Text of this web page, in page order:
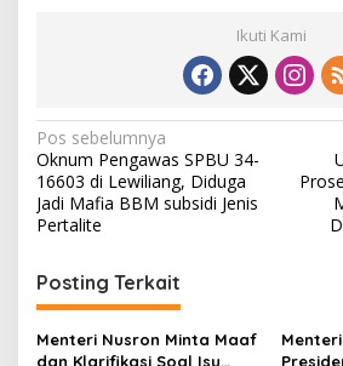
Ikuti Kami
N
a
v
i
g
a
s
Pos sebelumnya
Oknum Pengawas SPBU 34-
16603 di Lewiliang, Diduga
Jadi Mafia BBM subsidi Jenis
Pertalite
Posting Terkait
Menteri Nusron Minta Maaf
dan Klarifikasi Soal Isu